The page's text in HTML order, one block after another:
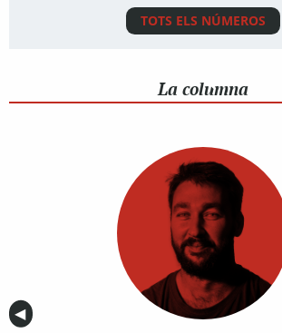
TOTS ELS NÚMEROS
La columna
Anterior
◀︎